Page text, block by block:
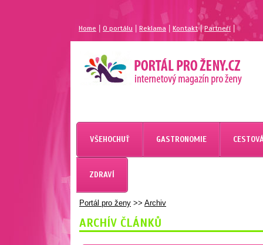
Home |O portálu Reklama Kontakt| Partneří
MAGAZÍN PRO ŽENY
PORTÁL PRO ŽENY.CZ
VŠEHOCHUŤ GASTRONOMIE
ZDRAVÍ
Portál pro ženy >> Archiv
ARCHÍV ČLÁNKŮ